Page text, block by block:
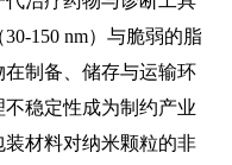
30-150 nm）与脆弱的脂
制备、储存与运输环
稳定性成为制约产业
材料对纳米颗粒的非